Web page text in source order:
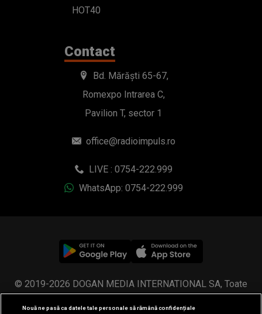
HOT40
Contact
Bd. Mărăști 65-67,
Romexpo Intrarea C,
Pavilion T, sector 1
office@radioimpuls.ro
LIVE : 0754-222.999
WhatsApp: 0754-222.999
© 2019-2026 DOGAN MEDIA INTERNATIONAL SA, Toate
drepturile rezervate.
Nouă ne pasă ca datele tale personale să rămână confidențiale